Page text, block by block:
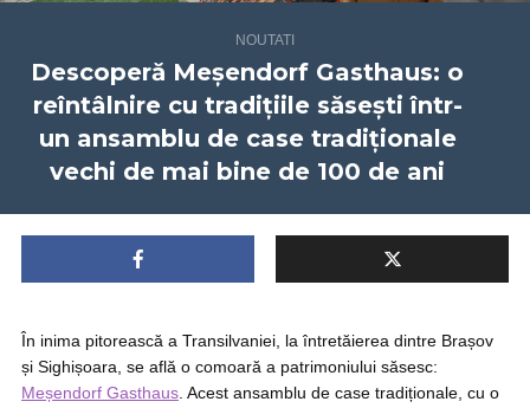
NOUTATI
Descoperă Meșendorf Gasthaus: o
reîntâlnire cu tradițiile săsești într-
un ansamblu de case tradiționale
vechi de mai bine de 100 de ani
În inima pitorească a Transilvaniei, la întretăierea dintre Brașov
și Sighișoara, se află o comoară a patrimoniului săsesc:
Meșendorf Gasthaus . Acest ansamblu de case tradiționale, cu o